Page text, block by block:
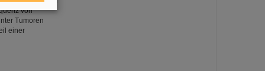
von
Tumoren
einer